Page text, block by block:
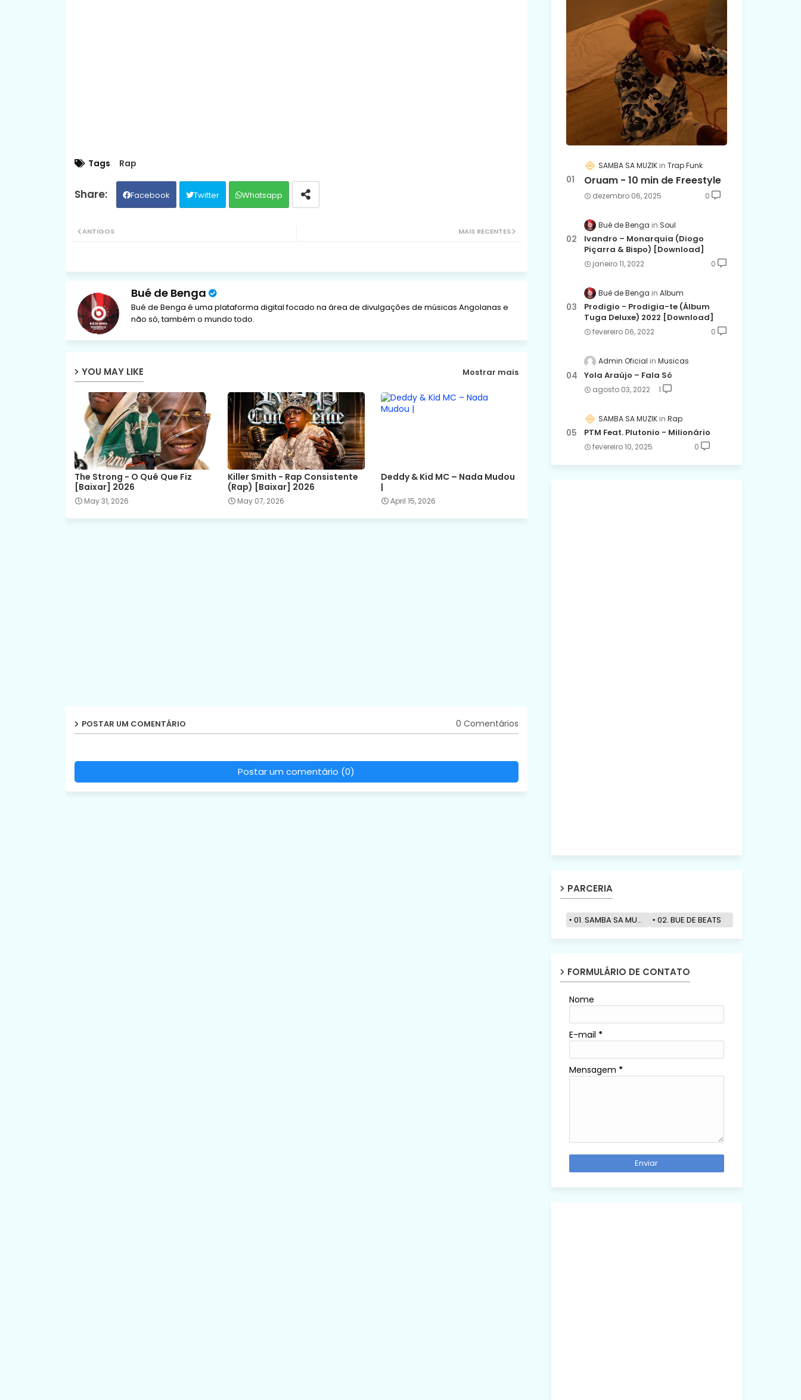
Tags Rap
Facebook Twitter Whatsapp
MAIS RECENTES
ANTIGOS
Bué de Benga
Bué de Benga é uma plataforma digital focado na área de divulgações de músicas Angolanas e
não só, também o mundo todo.
YOU MAY LIKE Mostrar mais
The Strong - O Quê Que Fiz
[Baixar] 2026
May 31, 2026
Killer Smith - Rap Consistente
(Rap) [Baixar] 2026
May 07, 2026
Deddy & Kid MC – Nada Mudou
|
April 15, 2026
POSTAR UM COMENTÁRIO 0 Comentários
Postar um comentário (0)
SAMBA SA MUZIK Trap Funk
Oruam - 10 min de Freestyle
dezembro 06, 2025 0
Bué de Benga Soul
Ivandro – Monarquia (Diogo
Piçarra & Bispo) [Download]
janeiro 11, 2022 0
Bué de Benga Album
Prodigio - Prodigia-te (Álbum
Tuga Deluxe) 2022 [Download]
fevereiro 06, 2022 0
Admin Oficial Musicas
Yola Araújo – Fala Só
agosto 03, 2022 1
SAMBA SA MUZIK Rap
PTM Feat. Plutonio - Milionário
fevereiro 10, 2025 0
PARCERIA
01. SAMBA SA MUZIK 02. BUE DE BEATS
FORMULÁRIO DE CONTATO
Nome
E-mail *
Mensagem *